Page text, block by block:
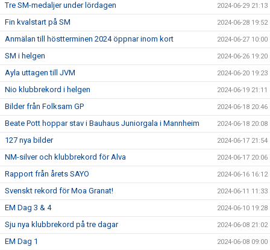
Tre SM-medaljer under lördagen 2024-06-29 21:13
Fin kvalstart på SM 2024-06-28 19:52
Anmälan till höstterminen 2024 öppnar inom kort 2024-06-27 10:00
SM i helgen 2024-06-26 19:20
Ayla uttagen till JVM 2024-06-20 19:23
Nio klubbrekord i helgen 2024-06-19 21:11
Bilder från Folksam GP 2024-06-18 20:46
Beate Pott hoppar stav i Bauhaus Juniorgala i Mannheim 2024-06-18 20:08
127 nya bilder 2024-06-17 21:54
NM-silver och klubbrekord för Alva 2024-06-17 20:06
Rapport från årets SAYO 2024-06-16 16:12
Svenskt rekord för Moa Granat! 2024-06-11 11:33
EM Dag 3 & 4 2024-06-10 19:28
Sju nya klubbrekord på tre dagar 2024-06-08 21:02
EM Dag 1 2024-06-08 09:00